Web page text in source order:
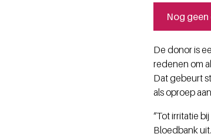
Nog
De donor is
redenen om
Dat gebeurt
als oproep
“Tot irritatie
Bloedbank